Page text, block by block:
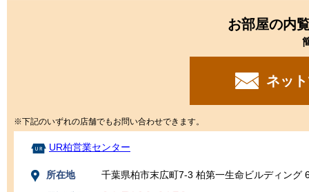
お部屋の内
ネッ
※下記のいずれの店舗でもお問い合わせできます。
UR柏営業センター
所在地
千葉県柏市末広町7-3 柏第一生命ビルディング